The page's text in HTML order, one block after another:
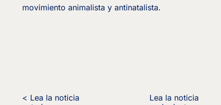
movimiento animalista y antinatalista.